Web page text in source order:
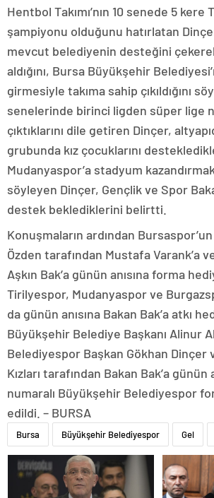
Hentbol Takımı’nın 10 senede 5 kere
şampiyonu olduğunu hatırlatan
mevcut belediyenin desteğini
aldığını, Bursa Büyükşehir
girmesiyle takıma sahip çıkıldığını
senelerinde birinci ligden süper lige
çıktıklarını dile getiren Dinçer,
grubunda kız çocuklarını
Mudanyaspor’a stadyum
söyleyen Dinçer, Gençlik ve Spor
destek beklediklerini belirtti.
Konuşmaların ardından
Özden tarafından Mustafa Varank’a
Aşkın Bak’a günün anısına forma
Tirilyespor, Mudanyaspor ve
da günün anısına Bakan Bak’a atkı
Büyükşehir Belediye Başkanı Alinur
Belediyespor Başkan Gökhan Dinçer
Kızları tarafından Bakan Bak’a günün
numaralı Büyükşehir Belediyespor
edildi. – BURSA
Bursa Büyükşehir Belediyespor Gel